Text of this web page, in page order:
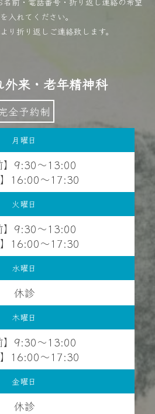
入れてください。
り折り返しご連絡致します。
外来・老年精神科
全予約制
月曜日
】9:30〜13:00
】16:00〜17:30
火曜日
】9:30〜13:00
】16:00〜17:30
水曜日
休診
木曜日
】9:30〜13:00
】16:00〜17:30
金曜日
休診